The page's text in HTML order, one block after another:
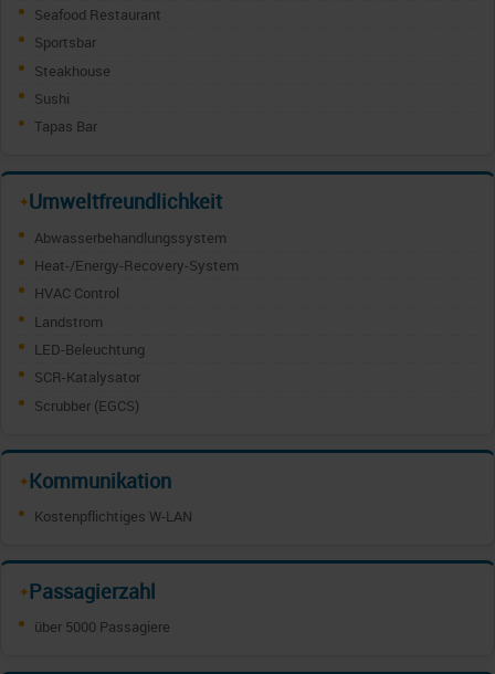
Seafood Restaurant
Sportsbar
Steakhouse
Sushi
Tapas Bar
✦Umweltfreundlichkeit
Abwasserbehandlungssystem
Heat-/Energy-Recovery-System
HVAC Control
Landstrom
LED-Beleuchtung
SCR-Katalysator
Scrubber (EGCS)
✦Kommunikation
Kostenpflichtiges W-LAN
✦Passagierzahl
über 5000 Passagiere